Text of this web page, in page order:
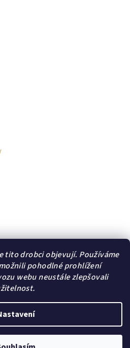
tito drobci objevují. Používáme
pohodlné prohlížení
webu neustále zlepšovali
podmínky